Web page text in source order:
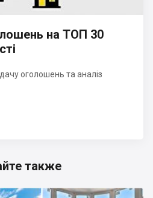
также
на ТОП 30
оголошень та аналіз